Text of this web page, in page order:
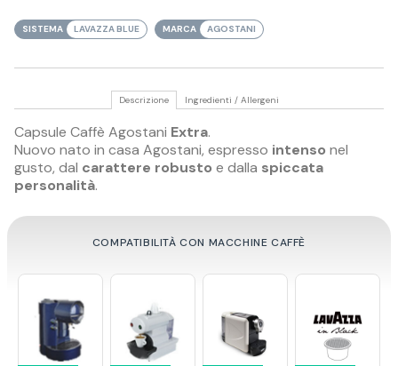
SISTEMA LAVAZZA BLUE MARCA AGOSTANI
Descrizione Ingredienti / Allergeni
Capsule Caffè Agostani Extra.
Nuovo nato in casa Agostani, espresso intenso nel
gusto, dal carattere robusto e dalla spiccata
personalità.
COMPATIBILITÀ CON MACCHINE CAFFÈ